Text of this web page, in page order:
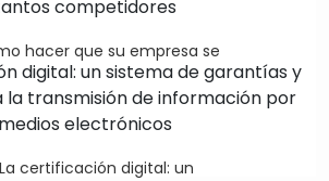
hacer que su empresa se
La certificación digital: un